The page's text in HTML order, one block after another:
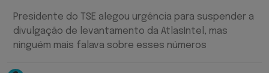
Presidente do TSE alegou urgência para suspender a
divulgação de levantamento da AtlasIntel, mas
ninguém mais falava sobre esses números